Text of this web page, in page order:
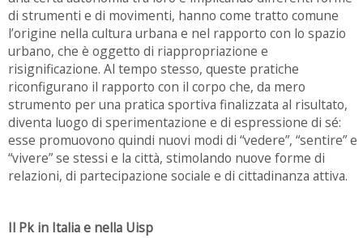
di strumenti e di movimenti, hanno come tratto comune
l’origine nella cultura urbana e nel rapporto con lo spazio
urbano, che è oggetto di riappropriazione e
risignificazione. Al tempo stesso, queste pratiche
riconfigurano il rapporto con il corpo che, da mero
strumento per una pratica sportiva finalizzata al risultato,
diventa luogo di sperimentazione e di espressione di sé:
esse promuovono quindi nuovi modi di “vedere”, “sentire” e
“vivere” se stessi e la città, stimolando nuove forme di
relazioni, di partecipazione sociale e di cittadinanza attiva.
Il Pk in Italia e nella Uisp